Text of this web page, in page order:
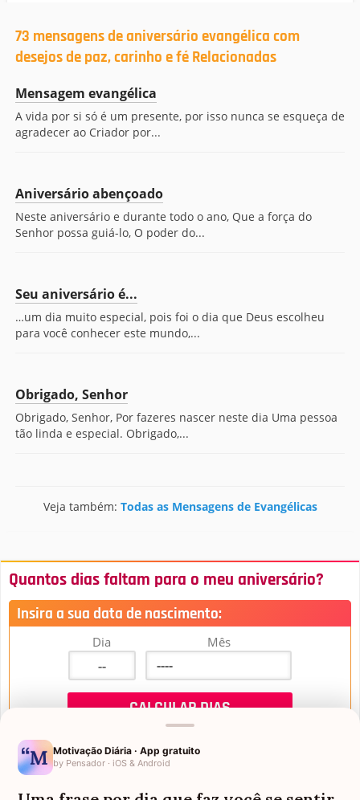
73 mensagens de aniversário evangélica com
desejos de paz, carinho e fé Relacionadas
Mensagem evangélica
A vida por si só é um presente, por isso nunca se esqueça de
agradecer ao Criador por...
Aniversário abençoado
Neste aniversário e durante todo o ano, Que a força do
Senhor possa guiá-lo, O poder do...
Seu aniversário é...
…um dia muito especial, pois foi o dia que Deus escolheu
para você conhecer este mundo,...
Obrigado, Senhor
Obrigado, Senhor, Por fazeres nascer neste dia Uma pessoa
tão linda e especial. Obrigado,...
Veja também: Todas as Mensagens de Evangélicas
Quantos dias faltam para o meu aniversário?
Insira a sua data de nascimento:
Dia Mês
Motivação Diária · App gratuito
by Pensador · iOS & Android